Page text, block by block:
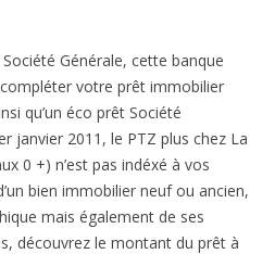
Générale, cette banque
votre prêt immobilier
qu’un éco prêt Société
janvier 2011, le PTZ plus chez La
0 +) n’est pas indéxé à vos
bien immobilier neuf ou ancien,
mais également de ses
découvrez le montant du prêt à